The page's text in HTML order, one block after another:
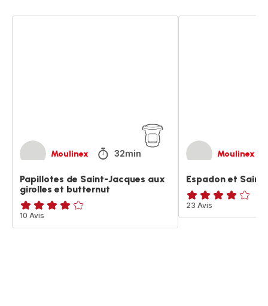
Moulinex 32min
Papillotes de Saint-Jacques aux
girolles et butternut
ratings.3.8
10 Avis
Moulinex
Espadon et
ratings.4.1
23 Avis